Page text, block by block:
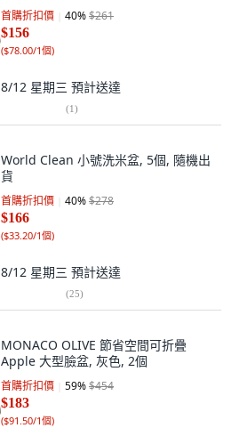
首購折扣價 40%$261
$156
($78.00/1個)
8/12 星期三 預計送達
(1)
World Clean 小號洗米盆, 5個, 隨機出
貨
首購折扣價 40%$278
$166
($33.20/1個)
8/12 星期三 預計送達
(25)
MONACO OLIVE 節省空間可折疊
Apple 大型臉盆, 灰色, 2個
首購折扣價 59%$454
$183
($91.50/1個)